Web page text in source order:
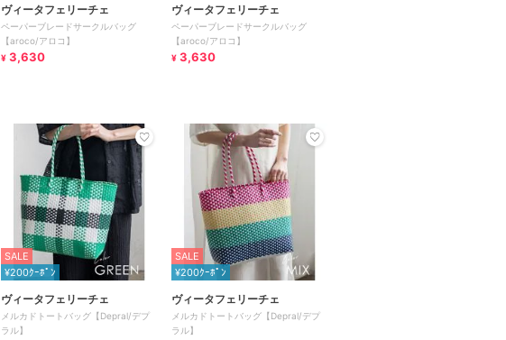
ヴィータフェリーチェ
ペーパーブレードサークルバッグ
【aroco/アロコ】
¥ 3,630
ヴィータフェリーチェ
ペーパーブレードサークルバッグ
【aroco/アロコ】
¥ 3,630
SALE
¥200ｸｰﾎﾟﾝ
ヴィータフェリーチェ
メルカドトートバッグ【Depral/デプ
ラル】
SALE
¥200ｸｰﾎﾟﾝ
ヴィータフェリーチェ
メルカドトートバッグ【Depral/デプ
ラル】